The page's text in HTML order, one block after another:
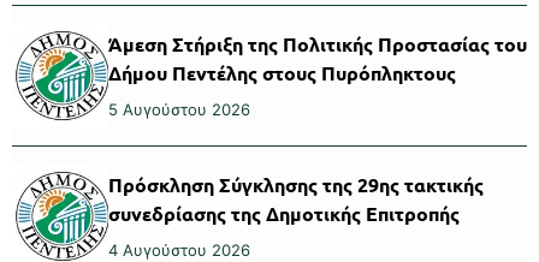
Άμεση Στήριξη της Πολιτικής Προστασίας του
Δήμου Πεντέλης στους Πυρόπληκτους
5 Αυγούστου 2026
Πρόσκληση Σύγκλησης της 29ης τακτικής
συνεδρίασης της Δημοτικής Επιτροπής
4 Αυγούστου 2026